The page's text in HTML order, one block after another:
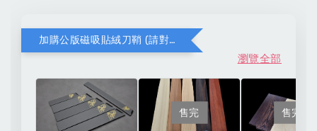
加購公版磁吸貼絨刀鞘 (請對應木頭材質與刀款尺寸)
瀏覽全部
售完 售完